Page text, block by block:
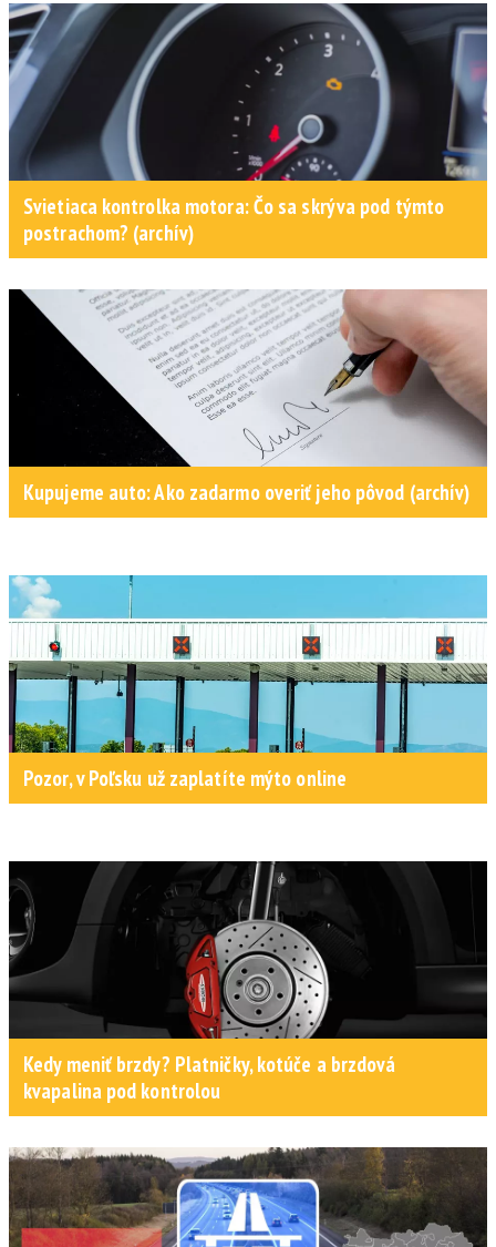
Svietiaca kontrolka motora: Čo sa skrýva pod týmto
postrachom? (archív)
Kupujeme auto: Ako zadarmo overiť jeho pôvod (archív)
Pozor, v Poľsku už zaplatíte mýto online
Kedy meniť brzdy? Platničky, kotúče a brzdová
kvapalina pod kontrolou